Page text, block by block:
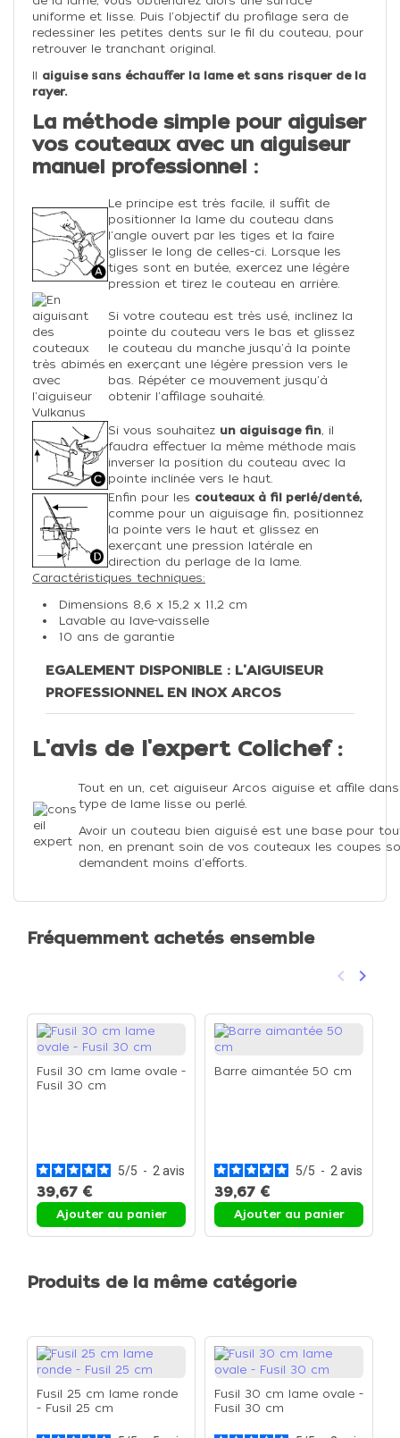
uniforme et lisse. Puis l'objectif du profilage sera de
redessiner les petites dents sur le fil du couteau, pour
retrouver le tranchant original.
Il aiguise sans échauffer la lame et sans risquer de la
rayer.
La méthode simple pour aiguiser
vos couteaux avec un aiguiseur
manuel professionnel :
Le principe est très facile, il suffit de
positionner la lame du couteau dans
l'angle ouvert par les tiges et la faire
glisser le long de celles-ci. Lorsque les
tiges sont en butée, exercez une légère
pression et tirez le couteau en arrière.
Si votre couteau est très usé, inclinez la
pointe du couteau vers le bas et glissez
le couteau du manche jusqu'à la pointe
en exerçant une légère pression vers le
bas. Répéter ce mouvement jusqu'à
obtenir l'affilage souhaité.
Si vous souhaitez un aiguisage fin, il
faudra effectuer la même méthode mais
inverser la position du couteau avec la
pointe inclinée vers le haut.
Enfin pour les couteaux à fil perlé/denté,
comme pour un aiguisage fin, positionnez
la pointe vers le haut et glissez en
exerçant une pression latérale en
direction du perlage de la lame.
Caractéristiques techniques:
Dimensions 8,6 x 15,2 x 11,2 cm
Lavable au lave-vaisselle
10 ans de garantie
EGALEMENT DISPONIBLE : L'AIGUISEUR
PROFESSIONNEL EN INOX ARCOS
L'avis de l'expert Colichef :
Tout en un, cet aiguiseur Arcos aiguise et affile
type de lame lisse ou perlé.
Avoir un couteau bien aiguisé est une base pour
non, en prenant soin de vos couteaux les coupes
demandent moins d'efforts.
Fréquemment achetés ensemble
Précédent
keyboard_arrow_left keyboard_arrow_right
Fusil 30 cm lame ovale -
Fusil 30 cm
5/5 - 2avis
39,67 €
Ajouter au panier
Barre aimantée 50 cm
5/5 - 2avis
39,67 €
Ajouter au panier
Produits de la même catégorie
Fusil 25 cm lame ronde
- Fusil 25 cm
Fusil 30 cm lame ovale -
Fusil 30 cm